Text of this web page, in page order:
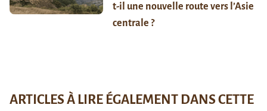
t-il une nouvelle route vers l’Asie
centrale ?
ARTICLES À LIRE ÉGALEMENT DANS CETTE